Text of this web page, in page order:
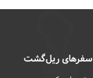
سفرهای ریل‌گشت